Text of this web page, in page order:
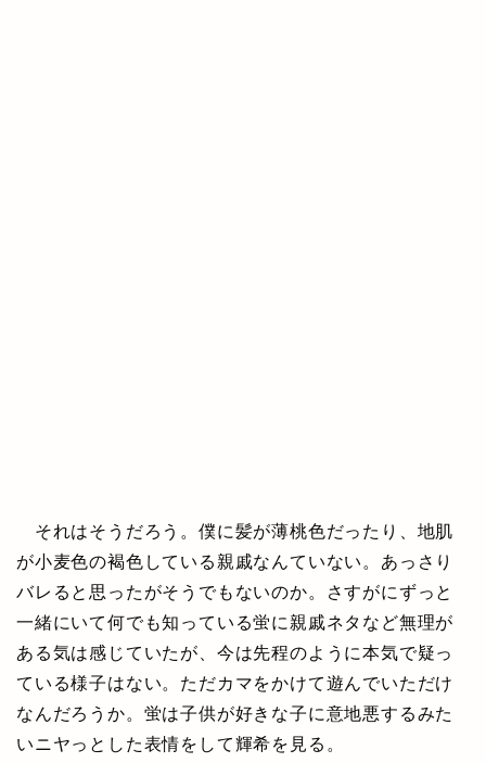
それはそうだろう。僕に髪が薄桃色だったり、地肌
が小麦色の褐色している親戚なんていない。あっさり
バレると思ったがそうでもないのか。さすがにずっと
一緒にいて何でも知っている蛍に親戚ネタなど無理が
ある気は感じていたが、今は先程のように本気で疑っ
ている様子はない。ただカマをかけて遊んでいただけ
なんだろうか。蛍は子供が好きな子に意地悪するみた
いニヤっとした表情をして輝希を見る。